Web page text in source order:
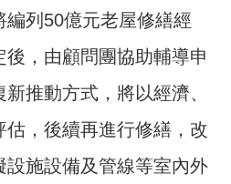
列50億元老屋修繕經
，由顧問團協助輔導申
推動方式，將以經濟、
，後續再進行修繕，改
設施設備及管線等室內外